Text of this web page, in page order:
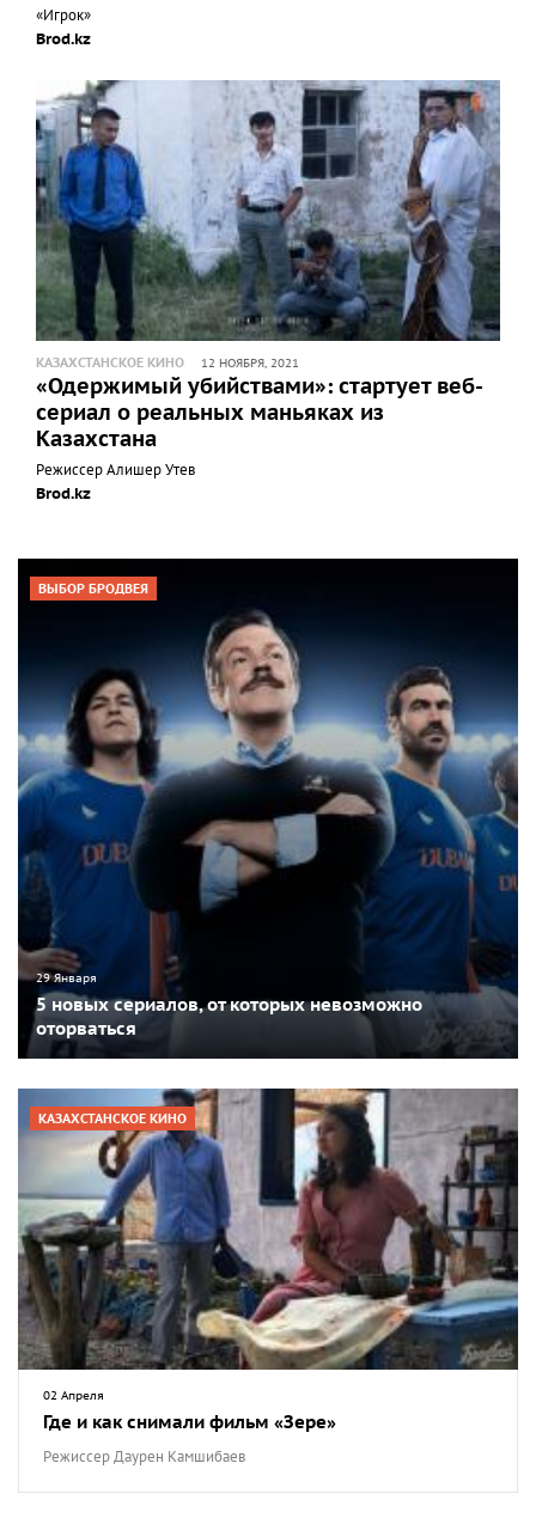
«Игрок»
Brod.kz
КАЗАХСТАНСКОЕ КИНО 12 НОЯБРЯ, 2021
«Одержимый убийствами»: стартует веб-
сериал о реальных маньяках из
Казахстана
Режиссер Алишер Утев
Brod.kz
ВЫБОР БРОДВЕЯ
29 Января
5 новых сериалов, от которых невозможно
оторваться
КАЗАХСТАНСКОЕ КИНО
02 Апреля
Где и как снимали фильм «Зере»
Режиссер Даурен Камшибаев